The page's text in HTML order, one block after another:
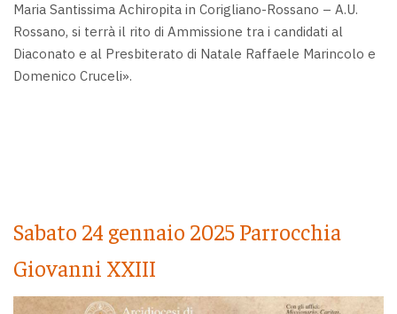
Maria Santissima Achiropita in Corigliano-Rossano – A.U.
Rossano, si terrà il rito di Ammissione tra i candidati al
Diaconato e al Presbiterato di Natale Raffaele Marincolo e
Domenico Cruceli».
Sabato 24 gennaio 2025 Parrocchia
Giovanni XXIII